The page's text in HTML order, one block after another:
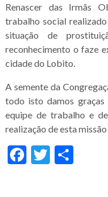
Renascer das Irmãs
trabalho social
situação de
reconhecimento o faze
cidade do Lobito.
A semente da
todo isto damos graças
equipe de trabalho e
realização de esta missão
Facebook
Twitter